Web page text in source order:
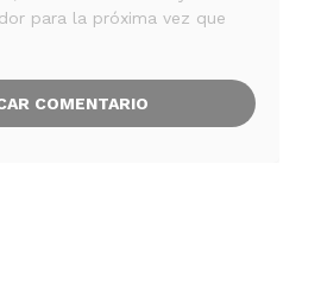
para la próxima vez que